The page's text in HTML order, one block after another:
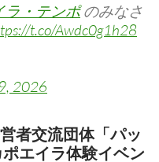
ラ・テンポのみなさ
t.co/Awdc0g1h28
2026
者交流団体「パッ
エイラ体験イベン